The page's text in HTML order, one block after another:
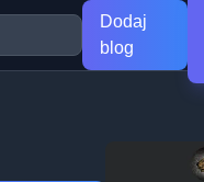
Dodaj
blog